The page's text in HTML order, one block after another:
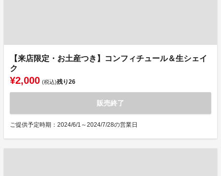
【来店限定・お土産つき】コンフィチュール＆生シェイ
ク
¥2,000 (税込)残り26
販売終了
ご提供予定時期：2024/6/1～2024/7/28の営業日